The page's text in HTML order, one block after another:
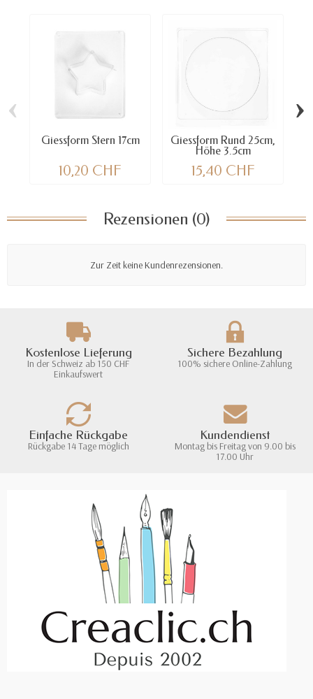
Giessform Stern 17cm
10,20 CHF
Giessform Rund 25cm,
Höhe 3.5cm
15,40 CHF
‹ ›
Rezensionen (0)
Zur Zeit keine Kundenrezensionen.
Kostenlose Lieferung
In der Schweiz ab 150 CHF
Einkaufswert
Sichere Bezahlung
100% sichere Online-Zahlung
Einfache Rückgabe
Rückgabe 14 Tage möglich
Kundendienst
Montag bis Freitag von 9.00 bis
17.00 Uhr